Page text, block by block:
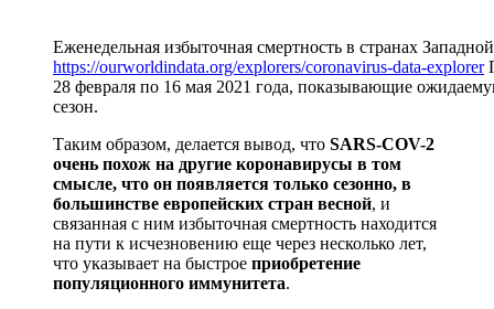
Еженедельная избыточная смертность в странах
https://ourworldindata.org/explorers/coronavirus-data-explorer
28 февраля по 16 мая 2021 года, показывающие
сезон.
Таким образом, делается вывод, что SARS-COV-2
очень похож на другие коронавирусы в том
смысле, что он появляется только сезонно, в
большинстве европейских стран весной, и
связанная с ним избыточная смертность находится
на пути к исчезновению еще через несколько лет,
что указывает на быстрое приобретение
популяционного иммунитета.